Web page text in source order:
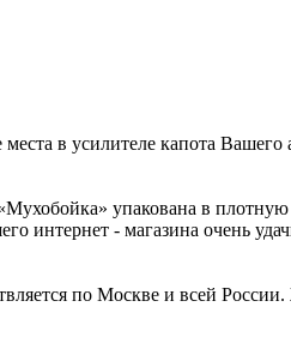
в усилителе капота
упакована в
- магазина очень
по Москве и всей